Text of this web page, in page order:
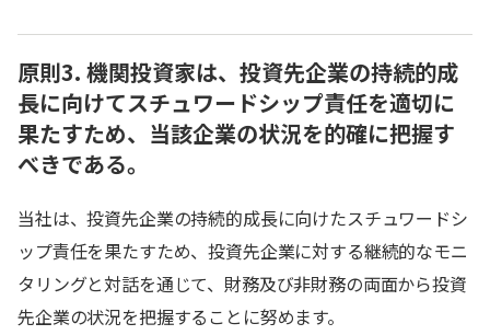
原則3. 機関投資家は、投資先企業の持続的成
長に向けてスチュワードシップ責任を適切に
果たすため、当該企業の状況を的確に把握す
べきである。
当社は、投資先企業の持続的成長に向けたスチュワードシ
ップ責任を果たすため、投資先企業に対する継続的なモニ
タリングと対話を通じて、財務及び非財務の両面から投資
先企業の状況を把握することに努めます。